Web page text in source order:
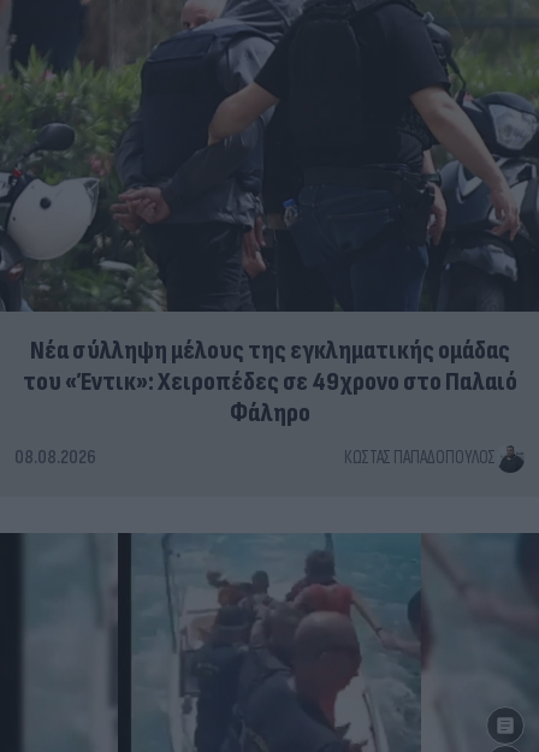
Νέα σύλληψη μέλους της εγκληματικής ομάδας
του «Έντικ»: Χειροπέδες σε 49χρονο στο Παλαιό
Φάληρο
08.08.2026 ΚΏΣΤΑΣ ΠΑΠΑΔΌΠΟΥΛΟΣ